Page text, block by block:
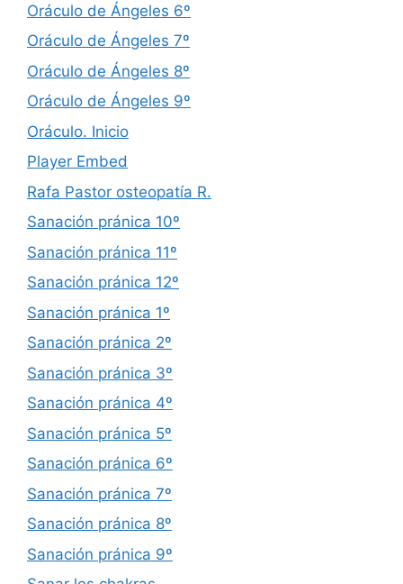
Oráculo de Ángeles 6º
Oráculo de Ángeles 7º
Oráculo de Ángeles 8º
Oráculo de Ángeles 9º
Oráculo. Inicio
Player Embed
Rafa Pastor osteopatía R.
Sanación pránica 10º
Sanación pránica 11º
Sanación pránica 12º
Sanación pránica 1º
Sanación pránica 2º
Sanación pránica 3º
Sanación pránica 4º
Sanación pránica 5º
Sanación pránica 6º
Sanación pránica 7º
Sanación pránica 8º
Sanación pránica 9º